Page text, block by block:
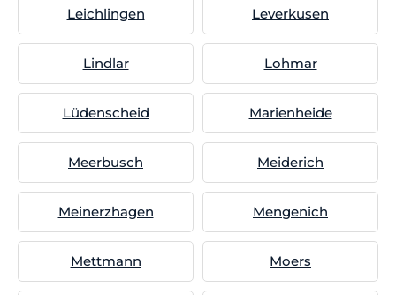
Leichlingen Leverkusen
Lindlar Lohmar
Lüdenscheid Marienheide
Meerbusch Meiderich
Meinerzhagen Mengenich
Mettmann Moers